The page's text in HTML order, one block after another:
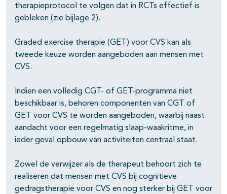
therapieprotocol te volgen dat in RCTs effectief is
gebleken (zie bijlage 2).
Graded exercise therapie (GET) voor CVS kan als
tweede keuze worden aangeboden aan mensen met
CVS.
Indien een volledig CGT- of GET-programma niet
beschikbaar is, behoren componenten van CGT of
GET voor CVS te worden aangeboden, waarbij naast
aandacht voor een regelmatig slaap-waakritme, in
ieder geval opbouw van activiteiten centraal staat.
Zowel de verwijzer als de therapeut behoort zich te
realiseren dat mensen met CVS bij cognitieve
gedragstherapie voor CVS en nog sterker bij GET voor